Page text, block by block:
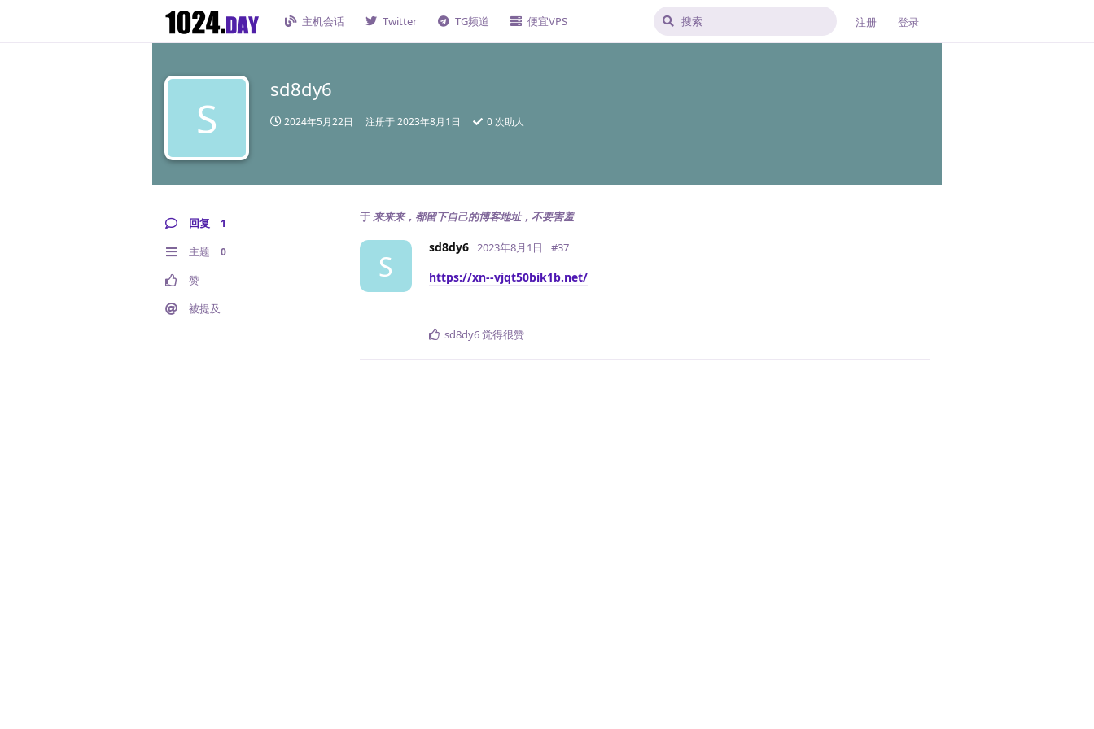
主机会话 Twitter TG频道 便宜VPS 注册 登录
S
sd8dy6
2024年5月22日 注册于2023年8月1日 0 次助人
回复 1
主题 0
赞
被提及
于来来来，都留下自己的博客地址，不要害羞
S
sd8dy6 2023年8月1日 #37
https://xn--vjqt50bik1b.net/
sd8dy6觉得很赞